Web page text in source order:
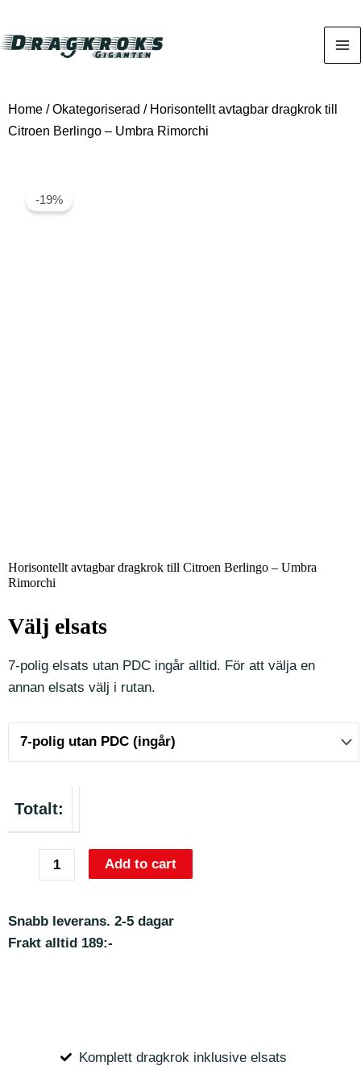
Home /Okategoriserad / Horisontellt avtagbar dragkrok till
Citroen Berlingo – Umbra Rimorchi
-19%
Horisontellt avtagbar dragkrok till Citroen Berlingo – Umbra
Rimorchi
Välj elsats
7-polig elsats utan PDC ingår alltid. För att välja en
annan elsats välj i rutan.
Totalt:
Add to cart
Snabb leverans. 2-5 dagar
Frakt alltid 189:-
Komplett dragkrok inklusive elsats